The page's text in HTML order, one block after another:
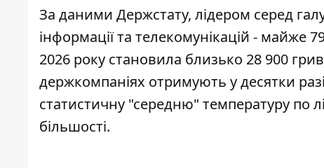
За даними Держстату, лідером серед
інформації та телекомунікацій - майже
2026 року становила близько 28 900
держкомпаніях отримують у десятки
статистичну "середню" температуру по
більшості.